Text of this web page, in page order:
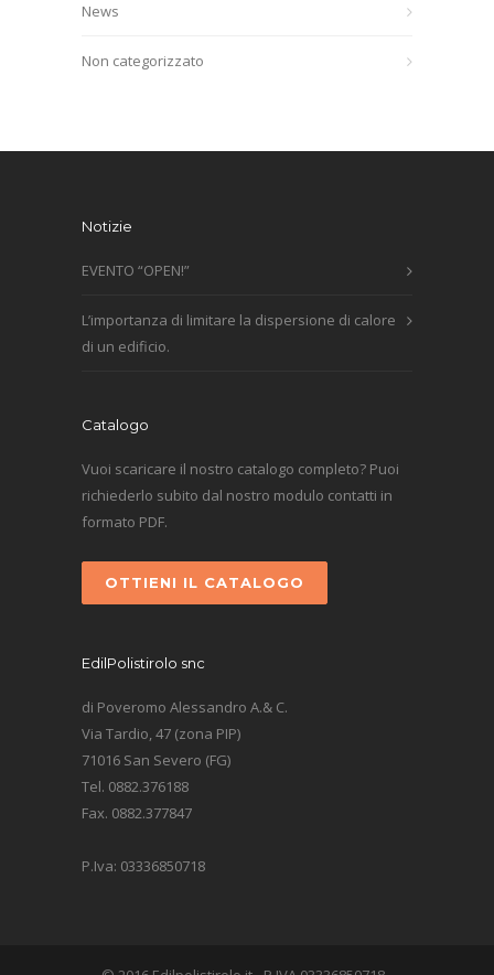
News
Non categorizzato
Notizie
EVENTO “OPEN!”
L’importanza di limitare la dispersione di calore
di un edificio.
Catalogo
Vuoi scaricare il nostro catalogo completo? Puoi
richiederlo subito dal nostro modulo contatti in
formato PDF.
OTTIENI IL CATALOGO
EdilPolistirolo snc
di Poveromo Alessandro A.& C.
Via Tardio, 47 (zona PIP)
71016 San Severo (FG)
Tel. 0882.376188
Fax. 0882.377847
P.Iva: 03336850718